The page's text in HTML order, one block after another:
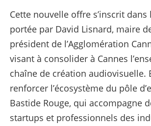
Cette nouvelle offre s’inscrit dans
portée par David Lisnard, maire
président de l’Agglomération
visant à consolider à Cannes
chaîne de création audiovisuelle.
renforcer l’écosystème du pôle
Bastide Rouge, qui accompagne
startups et professionnels des